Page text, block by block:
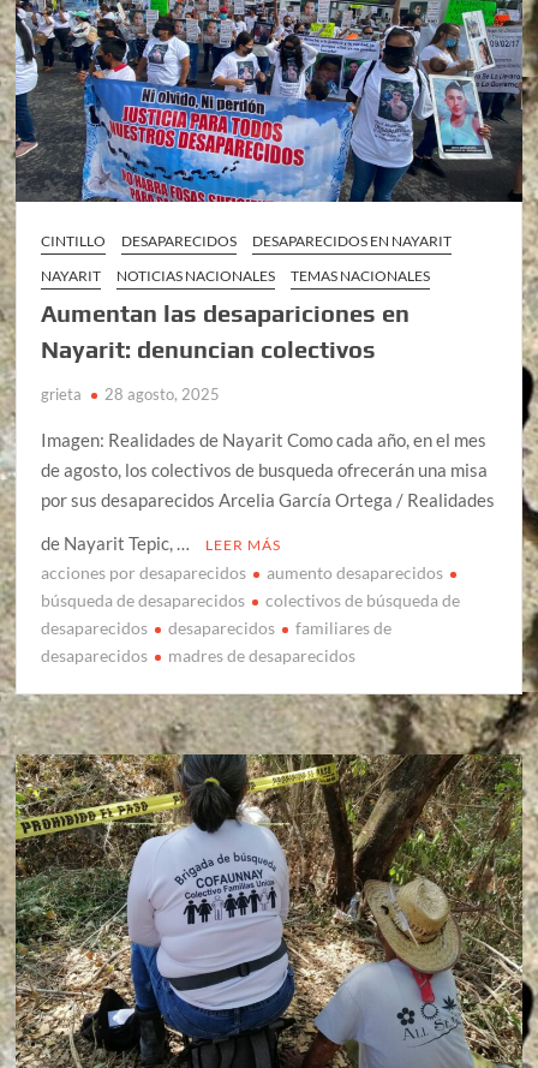
CINTILLO DESAPARECIDOS
DESAPARECIDOS EN NAYARIT
NAYARIT
NOTICIAS NACIONALES TEMAS NACIONALES
Aumentan las desapariciones en
Nayarit: denuncian colectivos
grieta 28 agosto, 2025
Imagen: Realidades de Nayarit Como cada año, en el mes
de agosto, los colectivos de busqueda ofrecerán una misa
por sus desaparecidos Arcelia García Ortega / Realidades
de Nayarit Tepic, …
LEER MÁS
acciones por desaparecidos
aumento desaparecidos
búsqueda de desaparecidos
colectivos de búsqueda de
desaparecidos
desaparecidos
familiares de
desaparecidos
madres de desaparecidos